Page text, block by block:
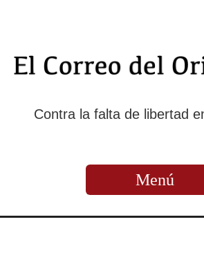
Contra la falta de libertad
Menú